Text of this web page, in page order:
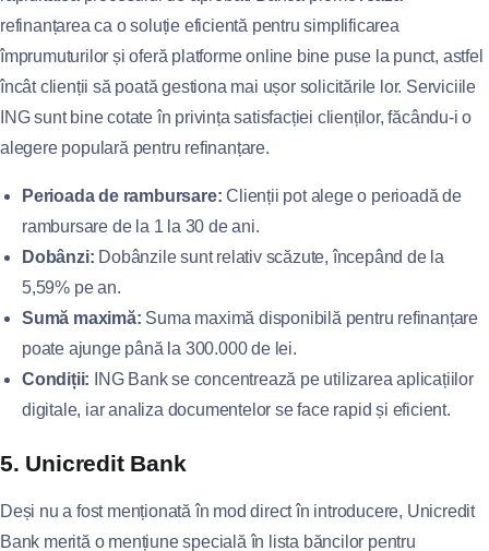
refinanțarea ca o soluție eficientă pentru simplificarea
împrumuturilor și oferă platforme online bine puse la punct, astfel
încât clienții să poată gestiona mai ușor solicitările lor. Serviciile
ING sunt bine cotate în privința satisfacției clienților, făcându-i o
alegere populară pentru refinanțare.
Perioada de rambursare: Clienții pot alege o perioadă de
rambursare de la 1 la 30 de ani.
Dobânzi: Dobânzile sunt relativ scăzute, începând de la
5,59% pe an.
Sumă maximă: Suma maximă disponibilă pentru refinanțare
poate ajunge până la 300.000 de lei.
Condiții: ING Bank se concentrează pe utilizarea aplicațiilor
digitale, iar analiza documentelor se face rapid și eficient.
5. Unicredit Bank
Deși nu a fost menționată în mod direct în introducere, Unicredit
Bank merită o mențiune specială în lista băncilor pentru